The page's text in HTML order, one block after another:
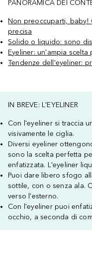
PANORAMICA DEI
Non preoccuparti, baby!
precisa
Solido o liquido: sono
Eyeliner: un'ampia
Tendenze dell'eyeliner:
IN BREVE: L'EYELINER
Con l'eyeliner si traccia
visivamente le ciglia.
Diversi eyeliner
sono la scelta perfetta
enfatizzata. L'eyeliner
Puoi dare libero sfogo
sottile, con o senza ala.
verso l'esterno.
Con l'eyeliner puoi
occhio, a seconda di